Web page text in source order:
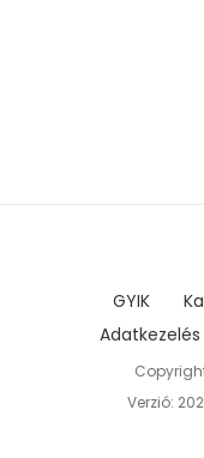
GYIK
Adatkezelés
Verzió: